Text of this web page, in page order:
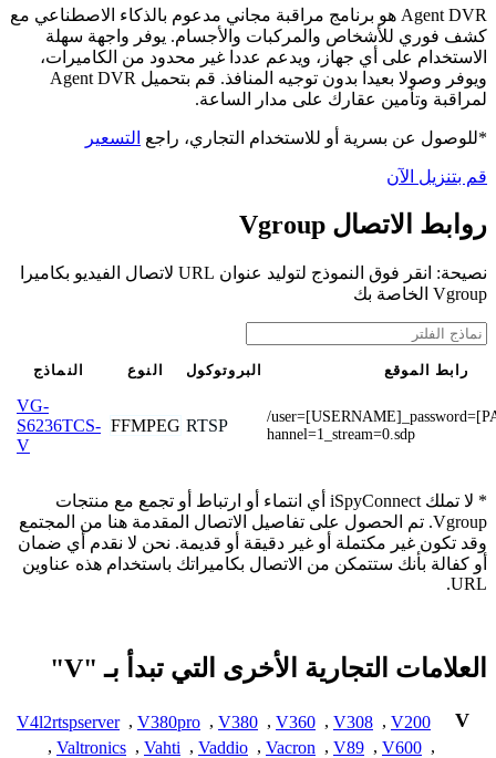
Agent DVR هو برنامج مراقبة مجاني مدعوم بالذكاء الاصطناعي مع
كشف فوري للأشخاص والمركبات والأجسام. يوفر واجهة سهلة
الاستخدام على أي جهاز، ويدعم عددا غير محدود من الكاميرات،
ويوفر وصولا بعيدا بدون توجيه المنافذ. قم بتحميل Agent DVR
لمراقبة وتأمين عقارك على مدار الساعة.
*للوصول عن بسرية أو للاستخدام التجاري، راجع التسعير
قم بتنزيل الآن
روابط الاتصال Vgroup
نصيحة: انقر فوق النموذج لتوليد عنوان URL لاتصال الفيديو بكاميرا
Vgroup الخاصة بك
النماذج النوع البروتوكول رابط الموقع
VG-
S6236TCS-
V
FFMPEG RTSP
/
hannel=1_stream=0.sdp
* لا تملك iSpyConnect أي انتماء أو ارتباط أو تجمع مع منتجات
Vgroup. تم الحصول على تفاصيل الاتصال المقدمة هنا من المجتمع
وقد تكون غير مكتملة أو غير دقيقة أو قديمة. نحن لا نقدم أي ضمان
أو كفالة بأنك ستتمكن من الاتصال بكاميراتك باستخدام هذه عناوين
URL.
العلامات التجارية الأخرى التي تبدأ بـ "V"
V
V200
,
V308
,
V360
,
V380
,
V380pro
,
V4l2rtspserver
,
V600
,
V89
,
Vacron
,
Vaddio
,
Vahti
,
Valtronics
,